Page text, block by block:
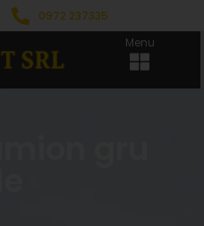
0972 237335
Menu